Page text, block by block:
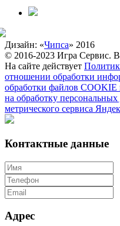
Дизайн: «Чипса» 2016
© 2016-2023 Игра Сервис.
На сайте действует
отношении обработки
обработки файлов
на обработку
метрического сервиса
Контактные данные
Адрес